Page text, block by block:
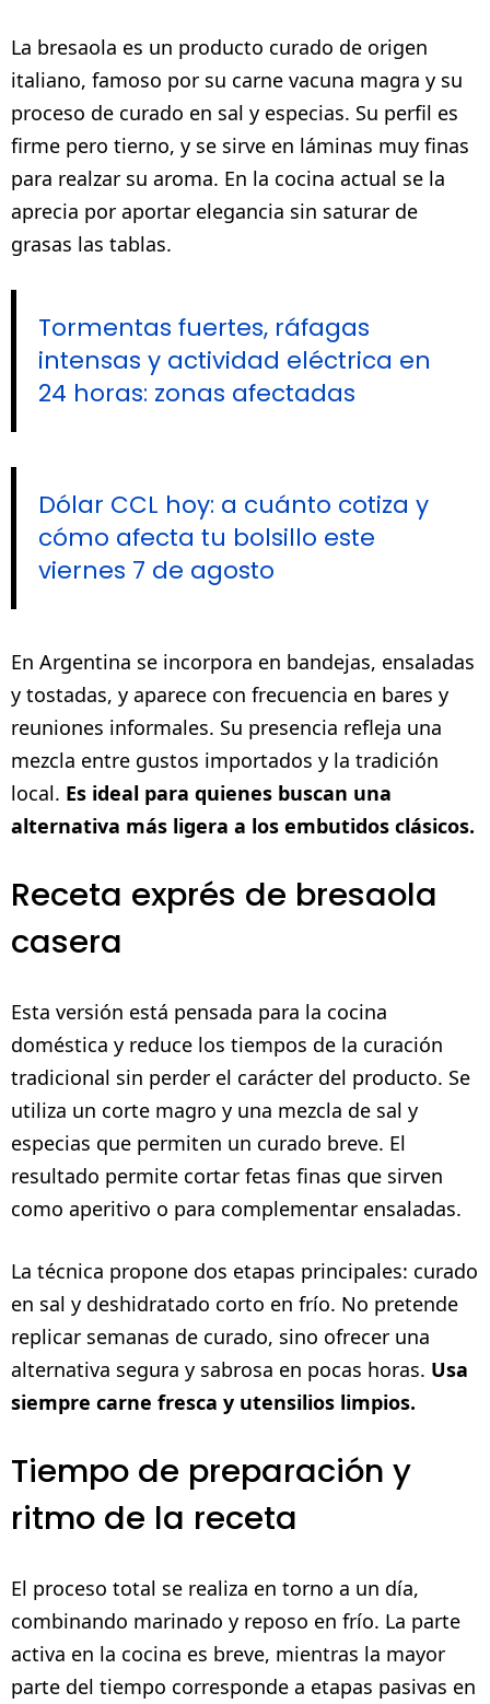
La bresaola es un producto curado de origen
italiano, famoso por su carne vacuna magra y su
proceso de curado en sal y especias. Su perfil es
firme pero tierno, y se sirve en láminas muy finas
para realzar su aroma. En la cocina actual se la
aprecia por aportar elegancia sin saturar de
grasas las tablas.
Tormentas fuertes, ráfagas
intensas y actividad eléctrica en
24 horas: zonas afectadas
Dólar CCL hoy: a cuánto cotiza y
cómo afecta tu bolsillo este
viernes 7 de agosto
En Argentina se incorpora en bandejas, ensaladas
y tostadas, y aparece con frecuencia en bares y
reuniones informales. Su presencia refleja una
mezcla entre gustos importados y la tradición
local. Es ideal para quienes buscan una
alternativa más ligera a los embutidos clásicos.
Receta exprés de bresaola
casera
Esta versión está pensada para la cocina
doméstica y reduce los tiempos de la curación
tradicional sin perder el carácter del producto. Se
utiliza un corte magro y una mezcla de sal y
especias que permiten un curado breve. El
resultado permite cortar fetas finas que sirven
como aperitivo o para complementar ensaladas.
La técnica propone dos etapas principales: curado
en sal y deshidratado corto en frío. No pretende
replicar semanas de curado, sino ofrecer una
alternativa segura y sabrosa en pocas horas. Usa
siempre carne fresca y utensilios limpios.
Tiempo de preparación y
ritmo de la receta
El proceso total se realiza en torno a un día,
combinando marinado y reposo en frío. La parte
activa en la cocina es breve, mientras la mayor
parte del tiempo corresponde a etapas pasivas en